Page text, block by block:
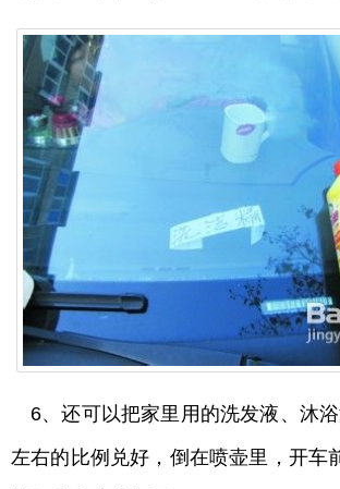
6、还可以把家里用的洗发液、沐
左右的比例兑好，倒在喷壶里，开车